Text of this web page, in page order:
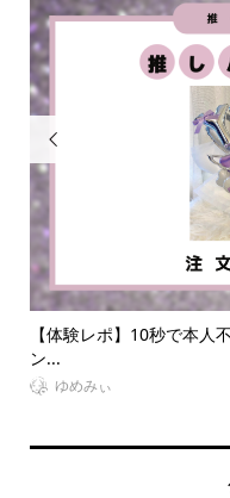

レポ】10秒で本人不在の誕
みぃ